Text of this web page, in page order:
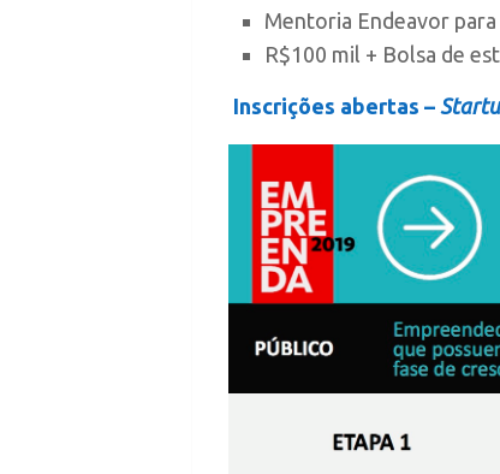
Mentoria Endeavor para
R$100 mil + Bolsa de
Inscrições abertas –